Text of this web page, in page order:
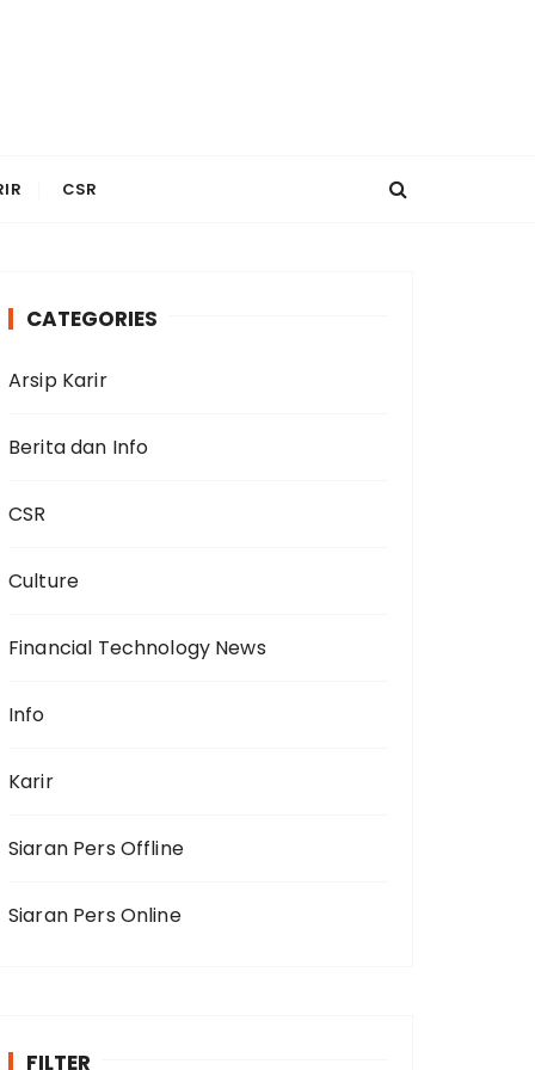
CSR
CATEGORIES
Arsip Karir
Berita dan Info
CSR
Culture
Financial Technology News
Info
Karir
Siaran Pers Offline
Siaran Pers Online
FILTER